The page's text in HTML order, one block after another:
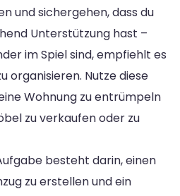
und sichergehen, dass du
Unterstützung hast –
im Spiel sind, empfiehlt es
organisieren. Nutze diese
Wohnung zu entrümpeln
zu verkaufen oder zu
besteht darin, einen
zu erstellen und ein